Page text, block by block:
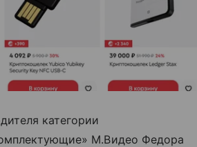
категории
М.Видео Федора